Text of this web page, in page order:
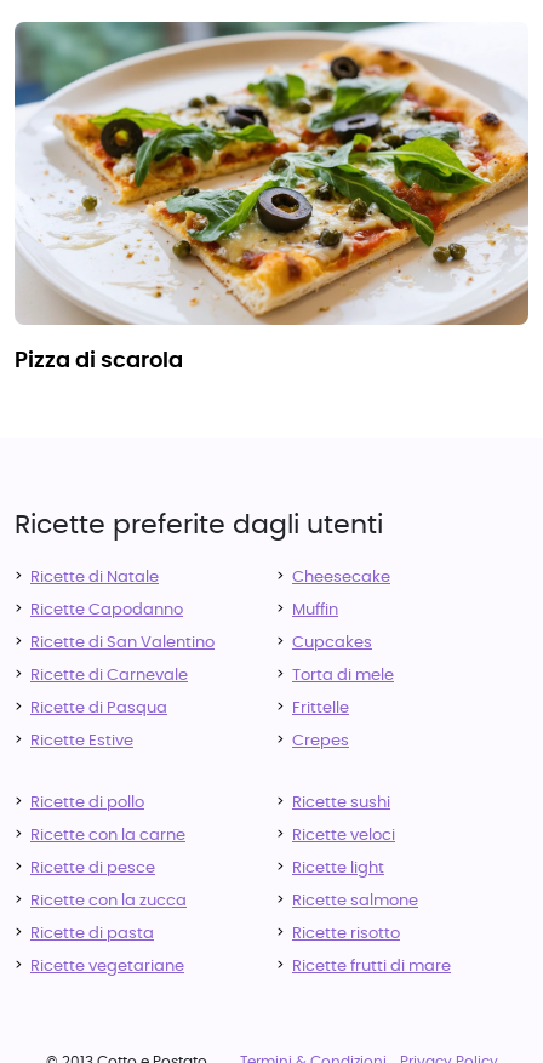
pizza di scarola
Ricette preferite dagli utenti
Ricette di Natale
Ricette Capodanno
Ricette di San Valentino
Ricette di Carnevale
Ricette di Pasqua
Ricette Estive
Cheesecake
Muffin
Cupcakes
Torta di mele
Frittelle
Crepes
Ricette di pollo
Ricette con la carne
Ricette di pesce
Ricette con la zucca
Ricette di pasta
Ricette vegetariane
Ricette sushi
Ricette veloci
Ricette light
Ricette salmone
Ricette risotto
Ricette frutti di mare